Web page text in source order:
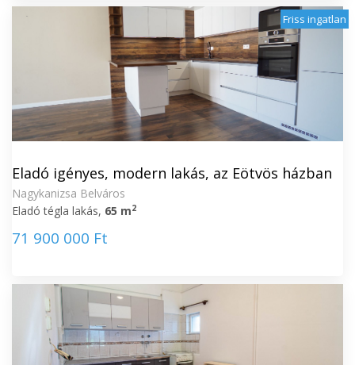
Friss ingatlan
Eladó igényes, modern lakás, az Eötvös házban
Nagykanizsa Belváros
Eladó tégla lakás, 65 m2
71 900 000 Ft